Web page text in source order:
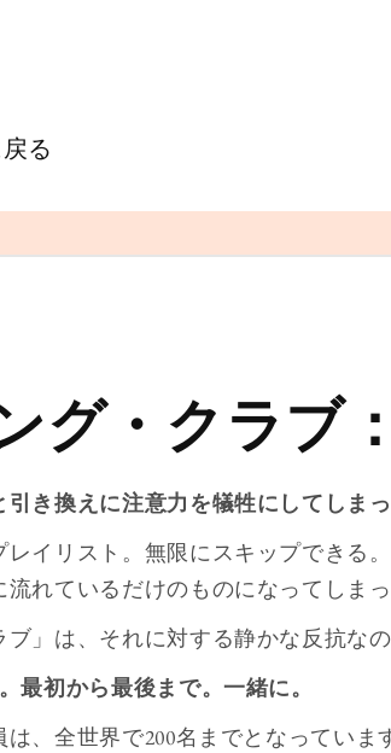
る
グ・クラブ：
き換えに注意力を犠牲にしてしまっ
レイリスト。無限にスキップできる
れているだけのものになってしまっ
ブ」は、それに対する静かな反抗なの
最初から最後まで。一緒に。
、全世界で200名までとなっていま